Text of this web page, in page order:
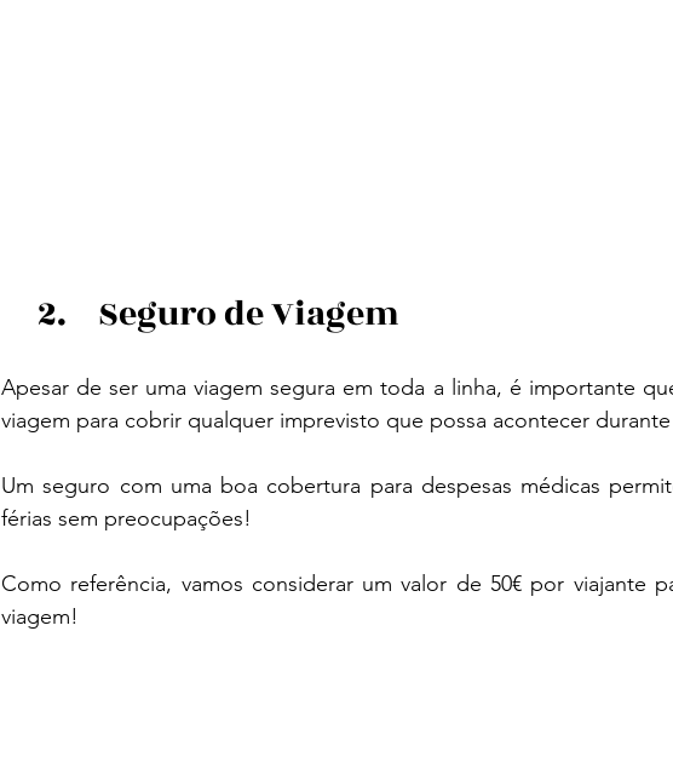
     2.	Seguro de Viagem
Apesar de ser uma viagem segura em toda a linha, é importante
viagem para cobrir qualquer imprevisto que possa acontecer durante
Um seguro com uma boa cobertura para despesas médicas
férias sem preocupações!
Como referência, vamos considerar um valor de 50€ por viajante
viagem!